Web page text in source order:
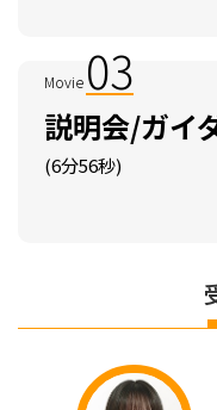
Movie 03
説明会/ガイ
(6分56秒)